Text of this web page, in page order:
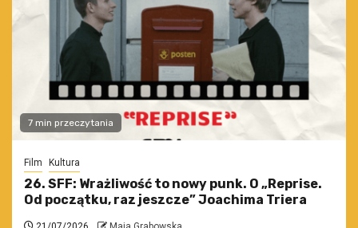
7 min przeczytania
Film Kultura
26. SFF: Wrażliwość to nowy punk. O „Reprise.
Od początku, raz jeszcze” Joachima Triera